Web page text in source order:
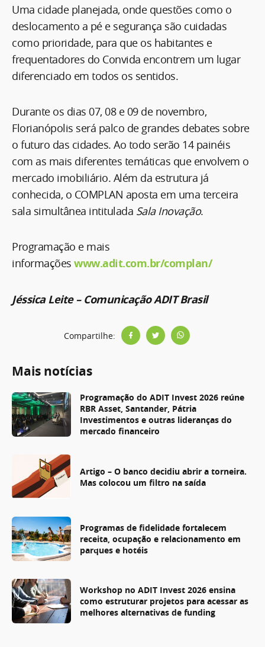
Uma cidade planejada, onde questões como o
deslocamento a pé e segurança são cuidadas
como prioridade, para que os habitantes e
frequentadores do Convida encontrem um lugar
diferenciado em todos os sentidos.
Durante os dias 07, 08 e 09 de novembro,
Florianópolis será palco de grandes debates sobre
o futuro das cidades. Ao todo serão 14 painéis
com as mais diferentes temáticas que envolvem o
mercado imobiliário. Além da estrutura já
conhecida, o COMPLAN aposta em uma terceira
sala simultânea intitulada Sala Inovação.
Programação e mais
informações www.adit.com.br/complan/
Jéssica Leite – Comunicação ADIT Brasil
Compartilhe:
Mais notícias
Programação do ADIT Invest 2026 reúne
RBR Asset, Santander, Pátria
Investimentos e outras lideranças do
mercado financeiro
Artigo – O banco decidiu abrir a torneira.
Mas colocou um filtro na saída
Programas de fidelidade fortalecem
receita, ocupação e relacionamento em
parques e hotéis
Workshop no ADIT Invest 2026 ensina
como estruturar projetos para acessar as
melhores alternativas de funding